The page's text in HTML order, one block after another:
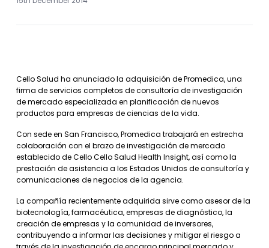
Cello Salud ha anunciado la adquisición de Promedica, una
firma de servicios completos de consultoría de investigación
de mercado especializada en planificación de nuevos
productos para empresas de ciencias de la vida.
Con sede en San Francisco, Promedica trabajará en estrecha
colaboración con el brazo de investigación de mercado
establecido de Cello Cello Salud Health Insight, así como la
prestación de asistencia a los Estados Unidos de consultoría y
comunicaciones de negocios de la agencia.
La compañía recientemente adquirida sirve como asesor de la
biotecnología, farmacéutica, empresas de diagnóstico, la
creación de empresas y la comunidad de inversores,
contribuyendo a informar las decisiones y mitigar el riesgo a